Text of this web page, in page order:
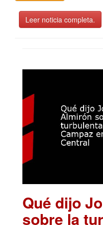
Leer noticia completa.
Qué dijo
sobre la